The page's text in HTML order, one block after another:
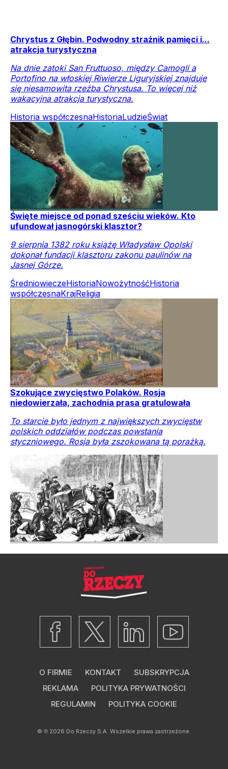
Chrystus z Głębin. Podwodny strażnik pamięci i...
atrakcja turystyczna
Na dnie zatoki San Fruttuoso, między Camogli a
Portofino na włoskiej Riwierze Liguryjskiej znajduje
się niesamowita rzeźba Chrystusa. To więcej niż
wakacyjna atrakcja turystyczna.
Historia współczesnaHistoriaLudzieŚwiat
Święte miejsce od ponad sześciu wieków. Kto
ufundował jasnogórski klasztor?
9 sierpnia 1382 roku książę Władysław Opolski
dokonał fundacji klasztoru zakonu paulinów na
Jasnej Górze.
ŚredniowieczeHistoriaNowożytnośćHistoria
współczesnaKrajReligia
Szokujące zwycięstwo Polaków. Rosja
niedowierzała, zachodnia prasa gratulowała
To starcie było jednym z największych zwycięstw
polskich oddziałów podczas powstania
styczniowego. Rosja była zszokowana tą porażką.
O FIRMIE KONTAKT
SUBSKRYPCJA
REKLAMA
POLITYKA PRYWATNOŚCI
REGULAMIN
POLITYKA COOKIE
© ℗ 2026 Do Rzeczy S.A. Wszelkie prawa zastrzeżone.